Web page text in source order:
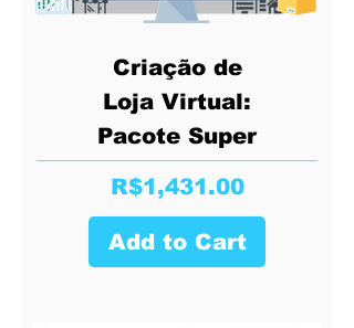
Criação de
Loja Virtual:
Pacote Super
Price
R$1,431.00
Add to Cart